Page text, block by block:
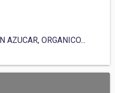
AZUCAR, ORGANICO...